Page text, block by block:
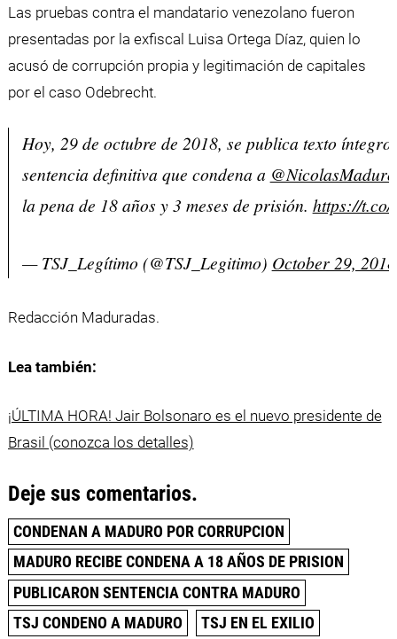
Las pruebas contra el mandatario venezolano fueron
presentadas por la exfiscal Luisa Ortega Díaz, quien lo
acusó de corrupción propia y legitimación de capitales
por el caso Odebrecht.
Hoy, 29 de octubre de 2018, se publica texto íntegro
sentencia definitiva que condena a @NicolasMaduro
la pena de 18 años y 3 meses de prisión. https://
— TSJ_Legítimo (@TSJ_Legitimo) October 29, 2018
Redacción Maduradas.
Lea también:
¡ÚLTIMA HORA! Jair Bolsonaro es el nuevo presidente de
Brasil (conozca los detalles)
Deje sus comentarios.
CONDENAN A MADURO POR CORRUPCION
MADURO RECIBE CONDENA A 18 AÑOS DE PRISION
PUBLICARON SENTENCIA CONTRA MADURO
TSJ CONDENO A MADURO
TSJ EN EL EXILIO